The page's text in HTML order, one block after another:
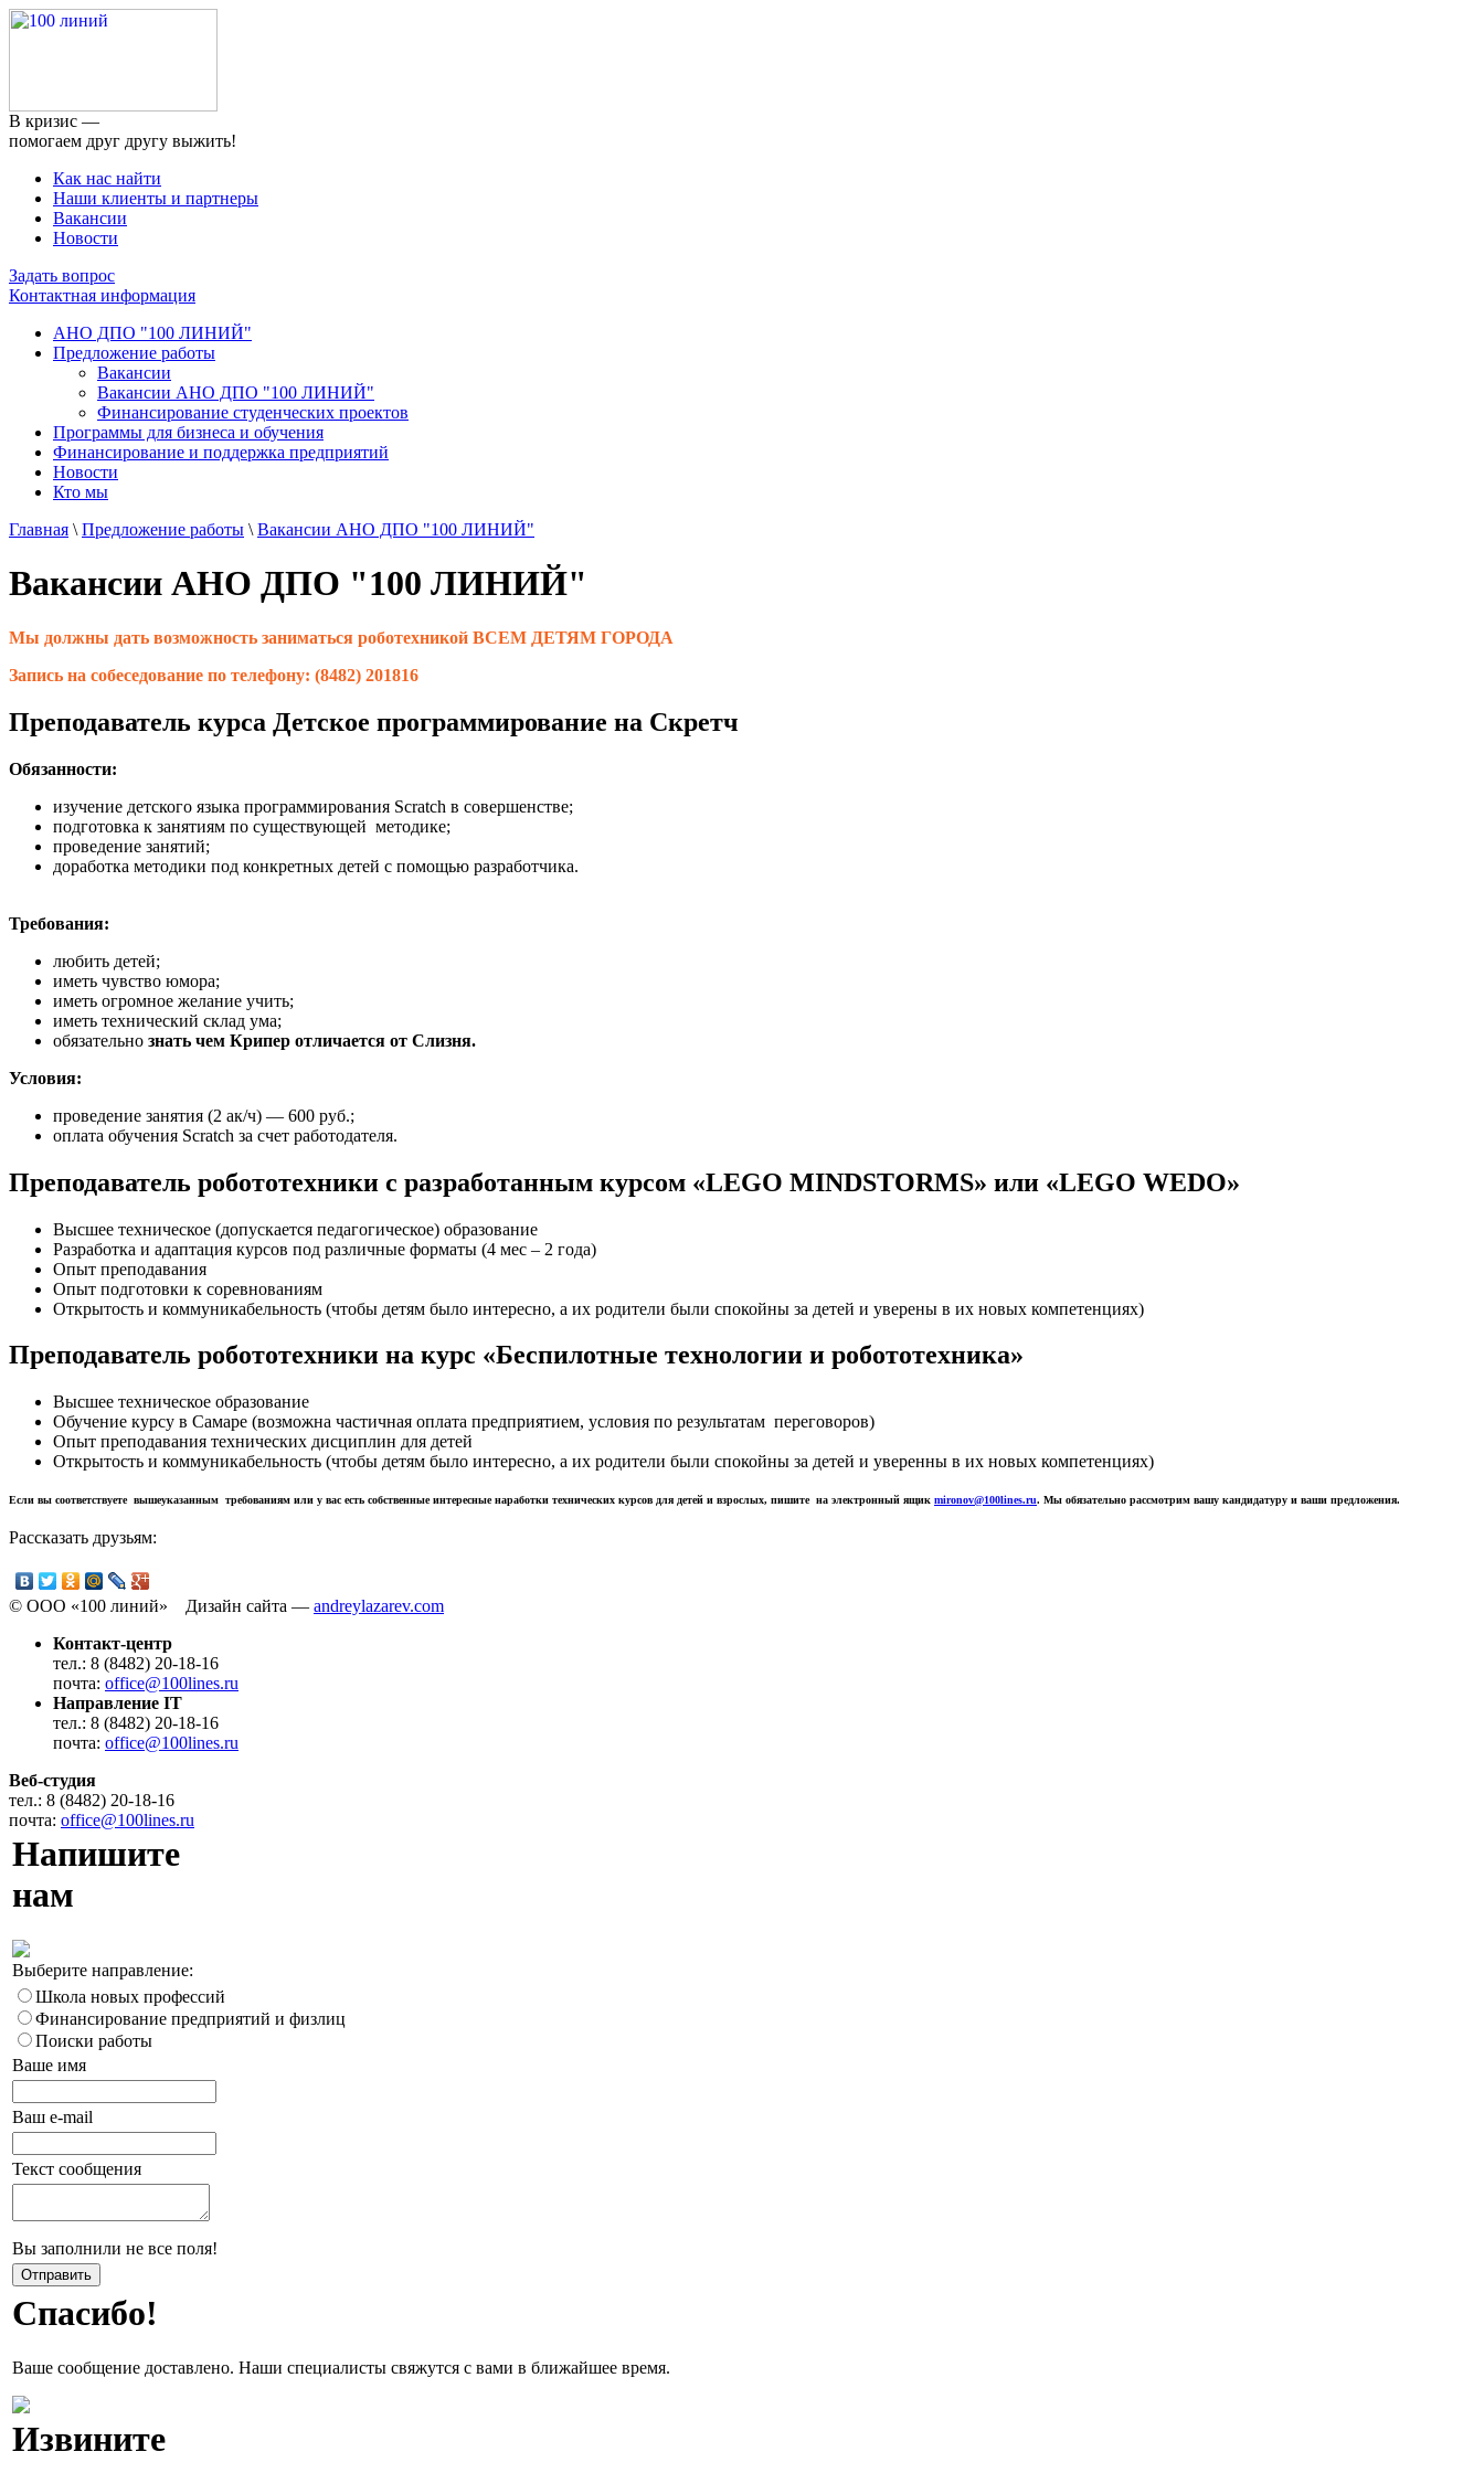
В кризис —
помогаем друг другу выжить!
Как нас найти
Наши клиенты и партнеры
Вакансии
Новости
Задать вопрос
Контактная информация
АНО ДПО "100 ЛИНИЙ"
Предложение работы
Вакансии
Вакансии АНО ДПО "100 ЛИНИЙ"
Финансирование студенческих проектов
Программы для бизнеса и обучения
Финансирование и поддержка предприятий
Новости
Кто мы
Главная \ Предложение работы \ Вакансии АНО ДПО "100 ЛИНИЙ"
Вакансии АНО ДПО "100 ЛИНИЙ"
Мы должны дать возможность заниматься роботехникой ВСЕМ ДЕТЯМ ГОРОДА
Запись на собеседование по телефону: (8482) 201816
Преподаватель курса Детское программирование на Скретч
Обязанности:
изучение детского языка программирования Scratch в совершенстве;
подготовка к занятиям по существующей методике;
проведение занятий;
доработка методики под конкретных детей с помощью разработчика.
Требования:
любить детей;
иметь чувство юмора;
иметь огромное желание учить;
иметь технический склад ума;
обязательно знать чем Крипер отличается от Слизня.
Условия:
проведение занятия (2 ак/ч) — 600 руб.;
оплата обучения Scratch за счет работодателя.
Преподаватель робототехники с разработанным курсом «LEGO MINDSTORMS» или «LEGO WEDO»
Высшее техническое (допускается педагогическое) образование
Разработка и адаптация курсов под различные форматы (4 мес – 2 года)
Опыт преподавания
Опыт подготовки к соревнованиям
Открытость и коммуникабельность (чтобы детям было интересно, а их родители были спокойны за детей и уверены в их новых компетенциях)
Преподаватель робототехники на курс «Беспилотные технологии и робототехника»
Высшее техническое образование
Обучение курсу в Самаре (возможна частичная оплата предприятием, условия по результатам переговоров)
Опыт преподавания технических дисциплин для детей
Открытость и коммуникабельность (чтобы детям было интересно, а их родители были спокойны за детей и уверенны в их новых компетенциях)
Если вы соответствуете вышеуказанным требованиям или у вас есть собственные интересные наработки технических курсов для детей и взрослых, пишите на электронный ящик mironov@100lines.ru. Мы обязательно рассмотрим вашу кандидатуру и ваши предложения.
Рассказать друзьям:
© ООО «100 линий» Дизайн сайта — andreylazarev.com
Контакт-центр
тел.: 8 (8482) 20-18-16
почта: office@100lines.ru
Направление IT
тел.: 8 (8482) 20-18-16
почта: office@100lines.ru
Веб-студия
тел.: 8 (8482) 20-18-16
почта: office@100lines.ru
Напишите
нам
Выберите направление:
Школа новых профессий
Финансирование предприятий и физлиц
Поиски работы
Ваше имя
Ваш e-mail
Текст сообщения
Вы заполнили не все поля!
Спасибо!
Ваше сообщение доставлено. Наши специалисты свяжутся с вами в ближайшее время.
Извините